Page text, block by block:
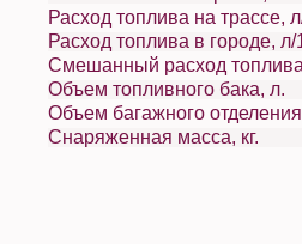
Расход топлива на трассе,
Расход топлива в городе, л/
Смешанный расход
Объем топливного бака, л.
Снаряженная масса, кг.